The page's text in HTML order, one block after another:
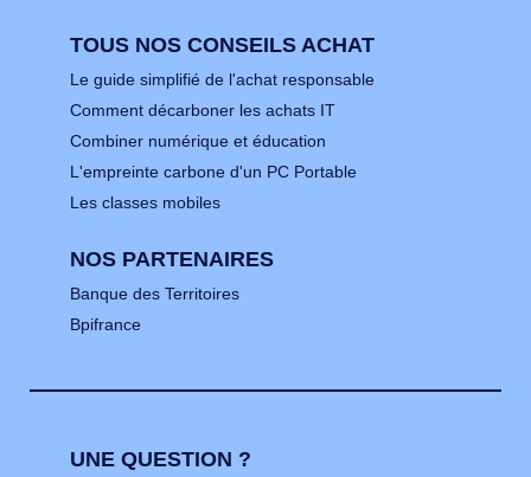
TOUS NOS CONSEILS ACHAT
Le guide simplifié de l'achat responsable
Comment décarboner les achats IT
Combiner numérique et éducation
L'empreinte carbone d'un PC Portable
Les classes mobiles
NOS PARTENAIRES
Banque des Territoires
Bpifrance
UNE QUESTION ?